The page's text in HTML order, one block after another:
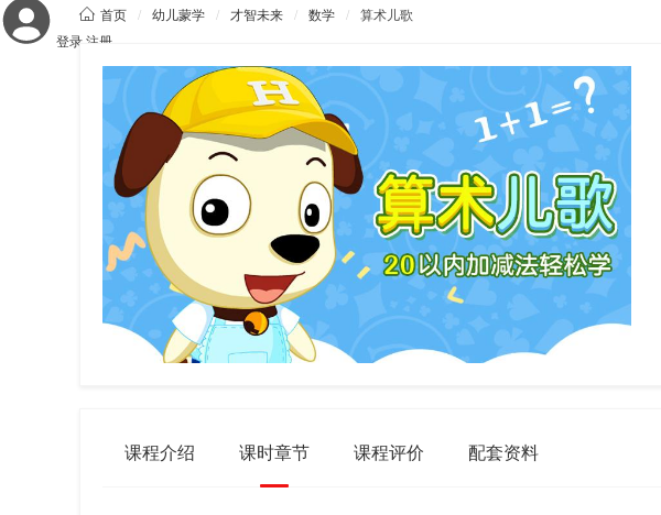
登录 注册
 首页 / 幼儿蒙学 / 才智未来 / 数学 / 算术儿歌
课程介绍 课时章节 课程评价 配套资料